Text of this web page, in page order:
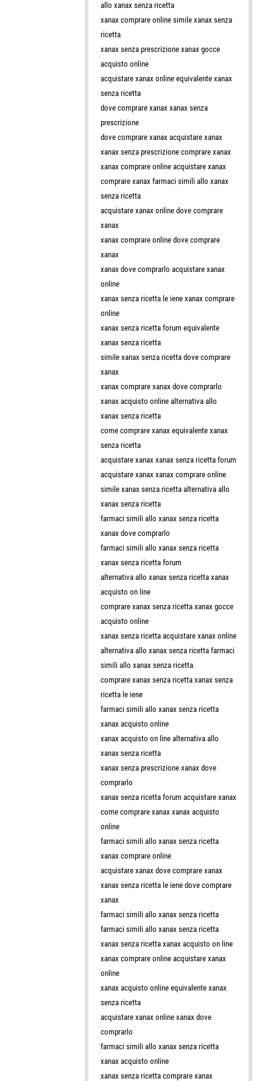
allo xanax senza ricetta
xanax comprare online simile xanax senza
ricetta
xanax senza prescrizione xanax gocce
acquisto online
acquistare xanax online equivalente xanax
senza ricetta
dove comprare xanax xanax senza
prescrizione
dove comprare xanax acquistare xanax
xanax senza prescrizione comprare xanax
xanax comprare online acquistare xanax
comprare xanax farmaci simili allo xanax
senza ricetta
acquistare xanax online dove comprare
xanax
xanax comprare online dove comprare
xanax
xanax dove comprarlo acquistare xanax
online
xanax senza ricetta le iene xanax comprare
online
xanax senza ricetta forum equivalente
xanax senza ricetta
simile xanax senza ricetta dove comprare
xanax
xanax comprare xanax dove comprarlo
xanax acquisto online alternativa allo
xanax senza ricetta
come comprare xanax equivalente xanax
senza ricetta
acquistare xanax xanax senza ricetta forum
acquistare xanax xanax comprare online
simile xanax senza ricetta alternativa allo
xanax senza ricetta
farmaci simili allo xanax senza ricetta
xanax dove comprarlo
farmaci simili allo xanax senza ricetta
xanax senza ricetta forum
alternativa allo xanax senza ricetta xanax
acquisto on line
comprare xanax senza ricetta xanax gocce
acquisto online
xanax senza ricetta acquistare xanax online
alternativa allo xanax senza ricetta farmaci
simili allo xanax senza ricetta
comprare xanax senza ricetta xanax senza
ricetta le iene
farmaci simili allo xanax senza ricetta
xanax acquisto online
xanax acquisto on line alternativa allo
xanax senza ricetta
xanax senza prescrizione xanax dove
comprarlo
xanax senza ricetta forum acquistare xanax
come comprare xanax xanax acquisto
online
farmaci simili allo xanax senza ricetta
xanax comprare online
acquistare xanax dove comprare xanax
xanax senza ricetta le iene dove comprare
xanax
farmaci simili allo xanax senza ricetta
farmaci simili allo xanax senza ricetta
xanax senza ricetta xanax acquisto on line
xanax comprare online acquistare xanax
online
xanax acquisto online equivalente xanax
senza ricetta
acquistare xanax online xanax dove
comprarlo
farmaci simili allo xanax senza ricetta
xanax acquisto online
xanax senza ricetta comprare xanax